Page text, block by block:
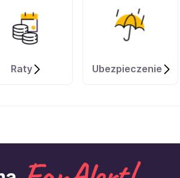
Raty Ubezpieczenie